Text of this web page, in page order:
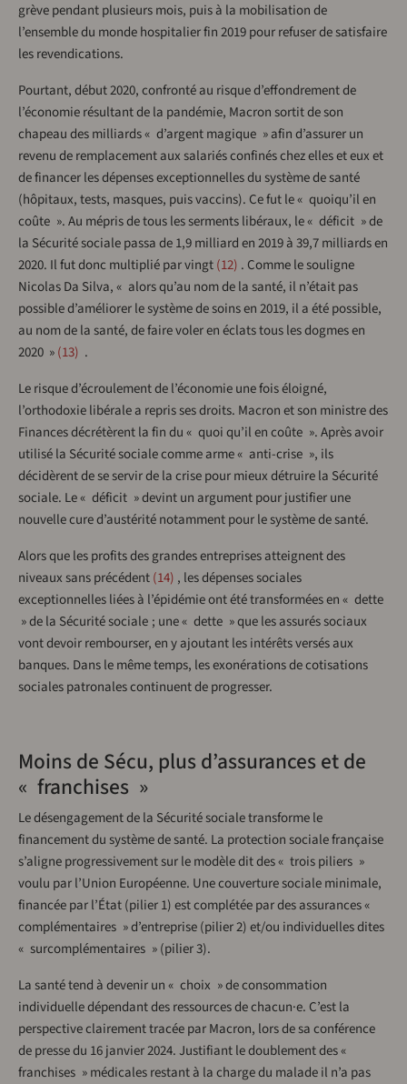
grève pendant plusieurs mois, puis à la mobilisation de
l’ensemble du monde hospitalier fin 2019 pour refuser de satisfaire
les revendications.
Pourtant, début 2020, confronté au risque d’effondrement de
l’économie résultant de la pandémie, Macron sortit de son
chapeau des milliards « d’argent magique » afin d’assurer un
revenu de remplacement aux salariés confinés chez elles et eux et
de financer les dépenses exceptionnelles du système de santé
(hôpitaux, tests, masques, puis vaccins). Ce fut le « quoiqu’il en
coûte ». Au mépris de tous les serments libéraux, le « déficit » de
la Sécurité sociale passa de 1,9 milliard en 2019 à 39,7 milliards en
2020. Il fut donc multiplié par vingt 12 . Comme le souligne
Nicolas Da Silva, « alors qu’au nom de la santé, il n’était pas
possible d’améliorer le système de soins en 2019, il a été possible,
au nom de la santé, de faire voler en éclats tous les dogmes en
2020 » 13 .
Le risque d’écroulement de l’économie une fois éloigné,
l’orthodoxie libérale a repris ses droits. Macron et son ministre des
Finances décrétèrent la fin du « quoi qu’il en coûte ». Après avoir
utilisé la Sécurité sociale comme arme « anti-crise », ils
décidèrent de se servir de la crise pour mieux détruire la Sécurité
sociale. Le « déficit » devint un argument pour justifier une
nouvelle cure d’austérité notamment pour le système de santé.
Alors que les profits des grandes entreprises atteignent des
niveaux sans précédent 14 , les dépenses sociales
exceptionnelles liées à l’épidémie ont été transformées en « dette
» de la Sécurité sociale ; une « dette » que les assurés sociaux
vont devoir rembourser, en y ajoutant les intérêts versés aux
banques. Dans le même temps, les exonérations de cotisations
sociales patronales continuent de progresser.
Moins de Sécu, plus d’assurances et de
« franchises »
Le désengagement de la Sécurité sociale transforme le
financement du système de santé. La protection sociale française
s’aligne progressivement sur le modèle dit des « trois piliers »
voulu par l’Union Européenne. Une couverture sociale minimale,
financée par l’État (pilier 1) est complétée par des assurances «
complémentaires » d’entreprise (pilier 2) et/ou individuelles dites
« surcomplémentaires » (pilier 3).
La santé tend à devenir un « choix » de consommation
individuelle dépendant des ressources de chacun·e. C’est la
perspective clairement tracée par Macron, lors de sa conférence
de presse du 16 janvier 2024. Justifiant le doublement des «
franchises » médicales restant à la charge du malade il n’a pas